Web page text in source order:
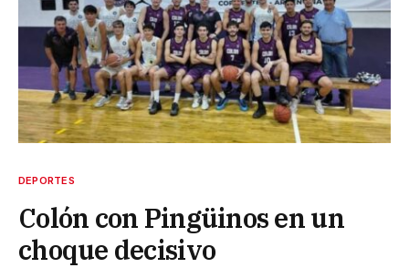
DEPORTES
Colón con Pingüinos en un
choque decisivo